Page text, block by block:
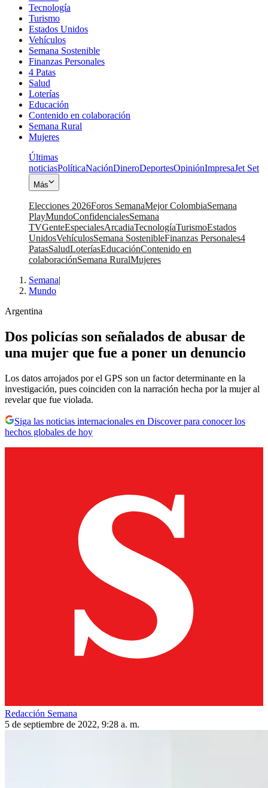
Tecnología
Turismo
Estados Unidos
Vehículos
Semana Sostenible
Finanzas Personales
4 Patas
Salud
Loterías
Educación
Contenido en colaboración
Semana Rural
Mujeres
Últimas
noticiasPolíticaNaciónDineroDeportesOpiniónImpresaJet Set
Más
Elecciones 2026Foros SemanaMejor ColombiaSemana
PlayMundoConfidencialesSemana
TVGenteEspecialesArcadiaTecnologíaTurismoEstados
UnidosVehículosSemana SostenibleFinanzas Personales4
PatasSaludLoteríasEducaciónContenido en
colaboraciónSemana RuralMujeres
Semana|
Mundo
Argentina
Dos policías son señalados de abusar de
una mujer que fue a poner un denuncio
Los datos arrojados por el GPS son un factor determinante en la
investigación, pues coinciden con la narración hecha por la mujer al
revelar que fue violada.
Siga las noticias internacionales en Discover para conocer los
hechos globales de hoy
Redacción Semana
5 de septiembre de 2022, 9:28 a. m.